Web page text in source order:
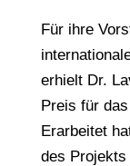
Für ihre
erhielt Dr.
Preis für
Erarbeitet
des Projekts